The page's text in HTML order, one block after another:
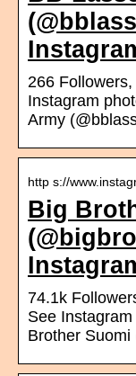
266
Instagram
Army
http s://
Big
74.1k
See
Brother Suomi